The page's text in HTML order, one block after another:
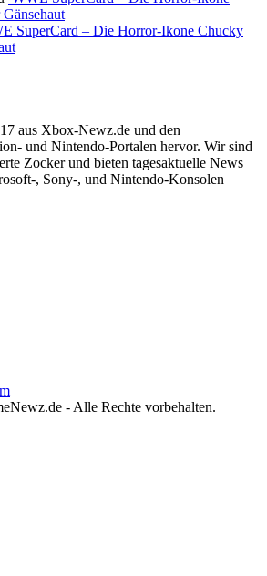
SuperCard – Die Horror-Ikone Chucky
aus Xbox-Newz.de und den
und Nintendo-Portalen hervor. Wir sind
Zocker und bieten tagesaktuelle News
, Sony-, und Nintendo-Konsolen
- Alle Rechte vorbehalten.